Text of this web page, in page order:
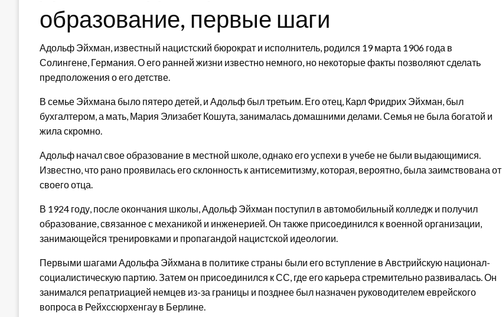
образование, первые шаги
Адольф Эйхман, известный нацистский бюрократ и исполнитель, родился 19 марта 1906 года в
Солингене, Германия. О его ранней жизни известно немного, но некоторые факты позволяют сделать
предположения о его детстве.
В семье Эйхмана было пятеро детей, и Адольф был третьим. Его отец, Карл Фридрих Эйхман, был
бухгалтером, а мать, Мария Элизабет Кошута, занималась домашними делами. Семья не была богатой и
жила скромно.
Адольф начал свое образование в местной школе, однако его успехи в учебе не были выдающимися.
Известно, что рано проявилась его склонность к антисемитизму, которая, вероятно, была заимствована от
своего отца.
В 1924 году, после окончания школы, Адольф Эйхман поступил в автомобильный колледж и получил
образование, связанное с механикой и инженерией. Он также присоединился к военной организации,
занимающейся тренировками и пропагандой нацистской идеологии.
Первыми шагами Адольфа Эйхмана в политике страны были его вступление в Австрийскую национал-
социалистическую партию. Затем он присоединился к СС, где его карьера стремительно развивалась. Он
занимался репатриацией немцев из-за границы и позднее был назначен руководителем еврейского
вопроса в Рейхссюрхенгау в Берлине.